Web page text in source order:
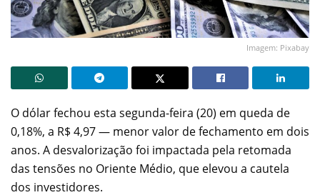
Imagem: Pixabay
O dólar fechou esta segunda-feira (20) em queda de
0,18%, a R$ 4,97 — menor valor de fechamento em dois
anos. A desvalorização foi impactada pela retomada
das tensões no Oriente Médio, que elevou a cautela
dos investidores.